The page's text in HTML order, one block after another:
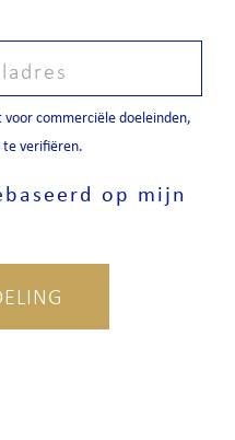
commerciële doeleinden,
verifiëren.
op mijn